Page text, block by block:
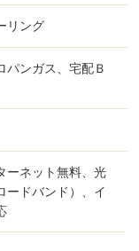
リング
パンガス、宅配Ｂ
ーネット無料、光
ードバンド）、イ